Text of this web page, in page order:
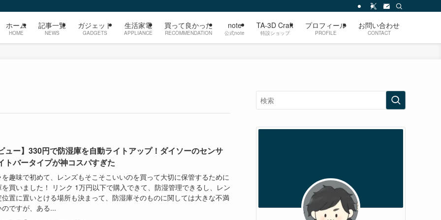
ホーム
HOME
記事一覧
NEWS
ガジェット
GADGETS
生活家電
APPLIANCE
買って良かった
RECOMMENDATION
note
公式note
TA-3D Craft
特設ショップ
プロフィール
PROFILE
お問い合わせ
CONTACT
ュー】330円で防湿庫を自動ライトアップ！ダイソーのセンサ
トバータイプが神コスパすぎた
趣味で初めて、レンズもそこそこいいのを買って大切に保管するために
買いました！ リンク 1万円以下で購入できて、防湿管理できるし、レン
置に置いとける場所も決まって、防湿庫そのものに関しては大きな不満
ですが、ある...